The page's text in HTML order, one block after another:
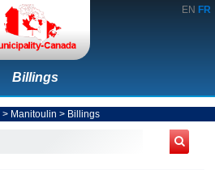
EN FR
Billings
> Manitoulin > Billings